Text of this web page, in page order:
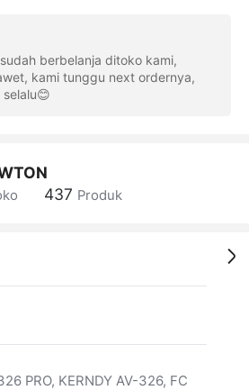
berbelanja ditoko kami,
kami tunggu next ordernya,
437 Produk
PRO, KERNDY AV-326, FC